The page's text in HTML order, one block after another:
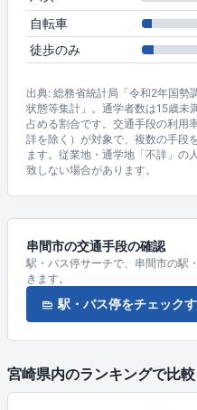
自転車
徒歩のみ
出典: 総務省統計局「令和2年国勢
状態等集計」。通学者数は15歳未
占める割合です。交通手段の利用
詳を除く）が対象で、複数の手段
ます。従業地・通学地「不詳」の
致しない場合があります。
串間市の交通手段の確認
駅・バス停サーチで、串間市の駅
きます。
駅・バス停をチェック
宮崎県内のランキングで比較